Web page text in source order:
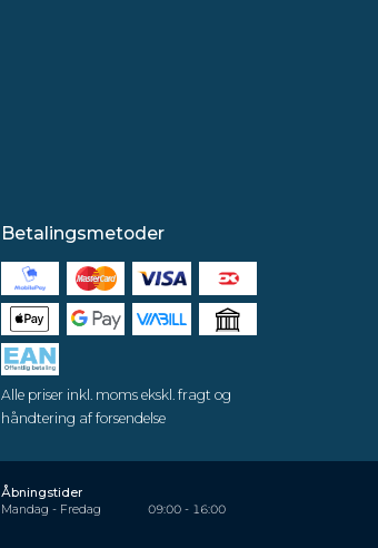
Betalingsmetoder
Alle priser inkl. moms ekskl. fragt og
håndtering af forsendelse
Åbningstider
Mandag - Fredag
09:00 - 16:00